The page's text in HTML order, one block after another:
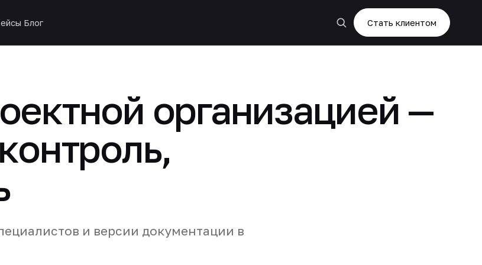
Блог Стать клиентом
организацией —
и версии документации в